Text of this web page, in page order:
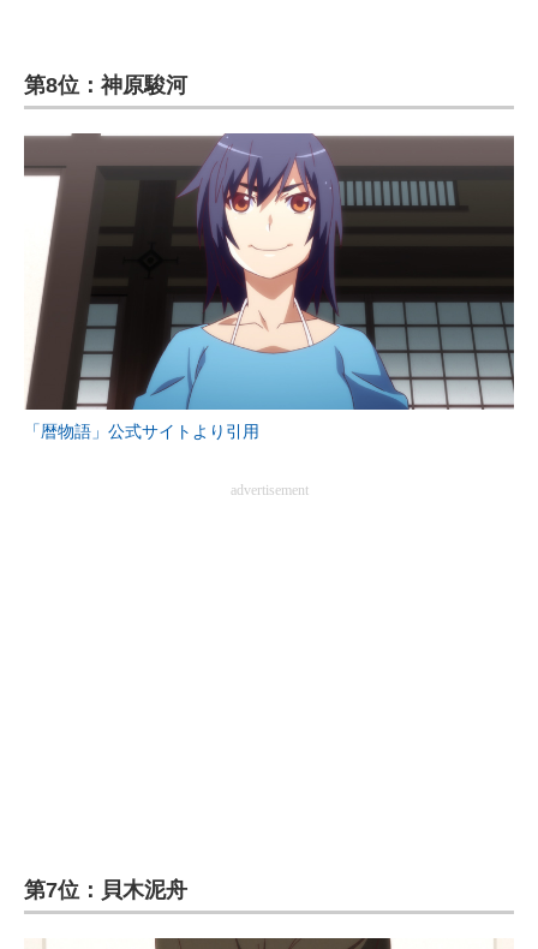
第8位：神原駿河
「暦物語」公式サイトより引用
advertisement
第7位：貝木泥舟